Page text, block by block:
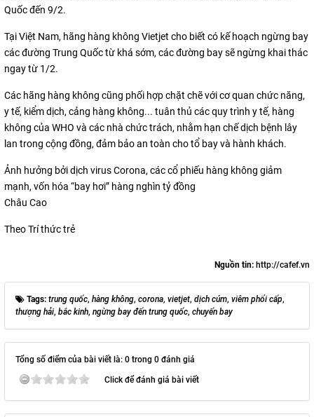
Quốc đến 9/2.
Tại Việt Nam, hãng hàng không Vietjet cho biết có kế hoạch ngừng bay
các đường Trung Quốc từ khá sớm, các đường bay sẽ ngừng khai thác
ngay từ 1/2.
Các hãng hàng không cũng phối hợp chặt chẽ với cơ quan chức năng,
y tế, kiểm dịch, cảng hàng không... tuân thủ các quy trình y tế, hàng
không của WHO và các nhà chức trách, nhằm hạn chế dịch bệnh lây
lan trong cộng đồng, đảm bảo an toàn cho tổ bay và hành khách.
Ảnh hưởng bởi dịch virus Corona, các cổ phiếu hàng không giảm
mạnh, vốn hóa “bay hơi” hàng nghìn tỷ đồng
Châu Cao
Theo Trí thức trẻ
Nguồn tin: http://cafef.vn
Tags: trung quốc, hàng không, corona, vietjet, dịch cúm, viêm phổi cấp,
thượng hải, bắc kinh, ngừng bay đến trung quốc, chuyến bay
Tổng số điểm của bài viết là: 0 trong 0 đánh giá
Click để đánh giá bài viết